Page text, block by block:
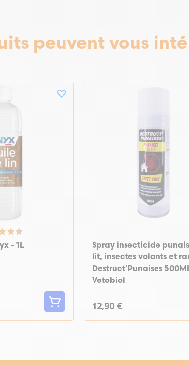
peuvent vous
- 1L
Spray insecticide
lit, insectes volants et
Destruct’Punaises
Vetobiol
12,90 €